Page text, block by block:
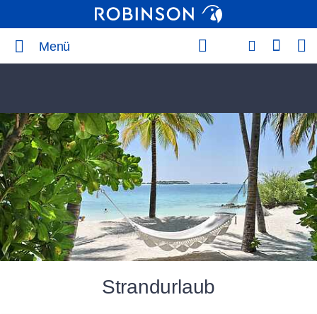
Menü
Strandurlaub